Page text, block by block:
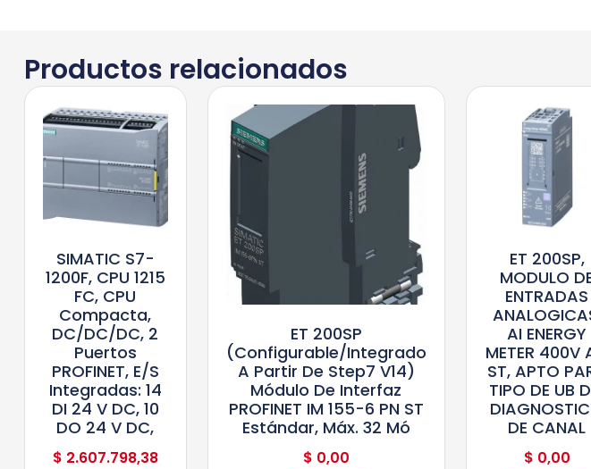
Productos relacionados
SIMATIC S7-
1200F, CPU 1215
FC, CPU
Compacta,
DC/DC/DC, 2
Puertos
PROFINET, E/S
Integradas: 14
DI 24 V DC, 10
DO 24 V DC,
$ 2.607.798,38
ET 200SP
(configurable/integrado
A Partir De Step7 V14)
Módulo De Interfaz
PROFINET IM 155-6 PN ST
Estándar, Máx. 32 Mó
$ 0,00
ET 200SP,
MODULO
ENTRADAS
AI ENERGY
METER 400V
ST, APTO
TIPO DE UB
DE CANAL
$ 0,00